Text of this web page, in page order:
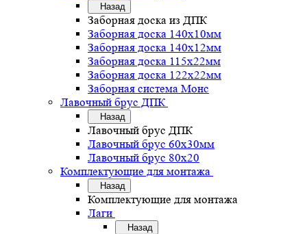
Назад
Заборная доска из ДПК
Заборная доска 140х10мм
Заборная доска 140х12мм
Заборная доска 115х22мм
Заборная доска 122х22мм
Заборная система Монс
Лавочный брус ДПК
Назад
Лавочный брус ДПК
Лавочный брус 60х30мм
Лавочный брус 80х20
Комплектующие для монтажа
Назад
Комплектующие для монтажа
Лаги
Назад